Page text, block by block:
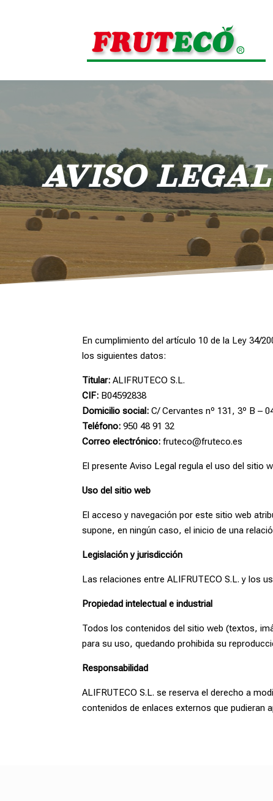
AVISO LEGAL
En cumplimiento del artículo 10 de la Ley 34/
los siguientes datos:
Titular: ALIFRUTECO S.L.
CIF: B04592838
Domicilio social: C/ Cervantes nº 131, 3º B –
Teléfono: 950 48 91 32
Correo electrónico: fruteco@fruteco.es
El presente Aviso Legal regula el uso del sitio
Uso del sitio web
El acceso y navegación por este sitio web
supone, en ningún caso, el inicio de una
Legislación y jurisdicción
Las relaciones entre ALIFRUTECO S.L. y los
Propiedad intelectual e industrial
Todos los contenidos del sitio web (textos,
para su uso, quedando prohibida su
Responsabilidad
ALIFRUTECO S.L. se reserva el derecho a
contenidos de enlaces externos que pudieran